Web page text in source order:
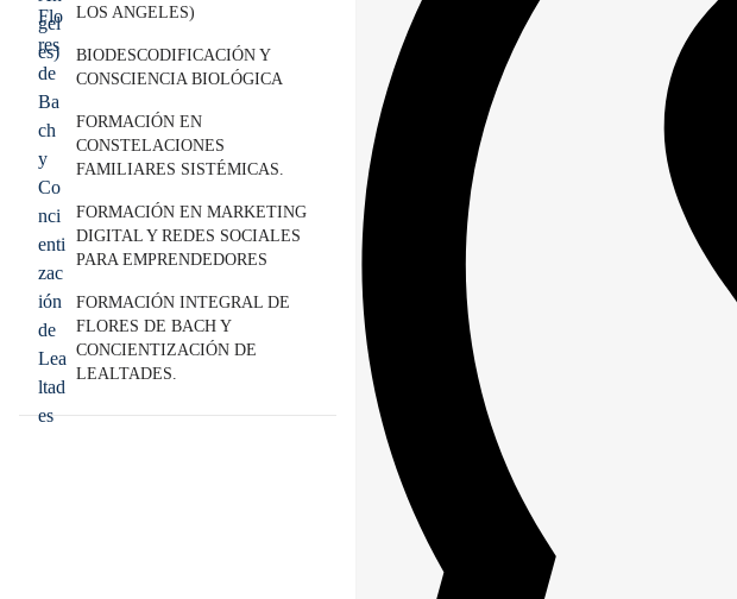
LOS ANGELES)
BIODESCODIFICACIÓN Y
CONSCIENCIA BIOLÓGICA
FORMACIÓN EN
CONSTELACIONES
FAMILIARES SISTÉMICAS.
FORMACIÓN EN MARKETING
DIGITAL Y REDES SOCIALES
PARA EMPRENDEDORES
FORMACIÓN INTEGRAL DE
FLORES DE BACH Y
CONCIENTIZACIÓN DE
LEALTADES.